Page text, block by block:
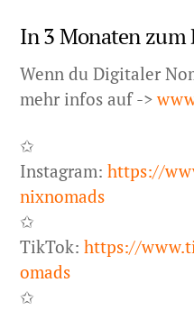
In 3 Monaten
Wenn du Digitaler
mehr infos auf ->
✩
Instagram:https://
nixnomads
✩
TikTok:https://
omads
✩